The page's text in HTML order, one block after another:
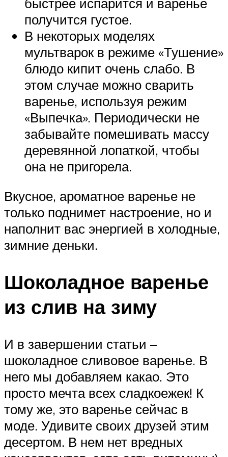
получится густое.
В некоторых моделях
мультварок в режиме «Тушение»
блюдо кипит очень слабо. В
этом случае можно сварить
варенье, используя режим
«Выпечка». Периодически не
забывайте помешивать массу
деревянной лопаткой, чтобы
она не пригорела.
Вкусное, ароматное варенье не
только поднимет настроение, но и
наполнит вас энергией в холодные,
зимние деньки.
Шоколадное варенье
из слив на зиму
И в завершении статьи –
шоколадное сливовое варенье. В
него мы добавляем какао. Это
просто мечта всех сладкоежек! К
тому же, это варенье сейчас в
моде. Удивите своих друзей этим
десертом. В нем нет вредных